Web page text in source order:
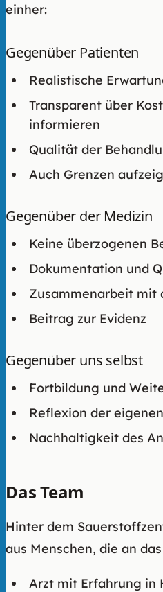
einher:
Gegenüber Patienten
Realistische
Transparent über
informieren
Qualität der
Auch Grenzen
Gegenüber der Medizin
Keine überzogenen
Dokumentation und
Zusammenarbeit mit
Beitrag zur Evidenz
Gegenüber uns selbst
Fortbildung und
Reflexion der
Nachhaltigkeit des
Das Team
Hinter dem
aus Menschen, die an
Arzt mit Erfahrung in